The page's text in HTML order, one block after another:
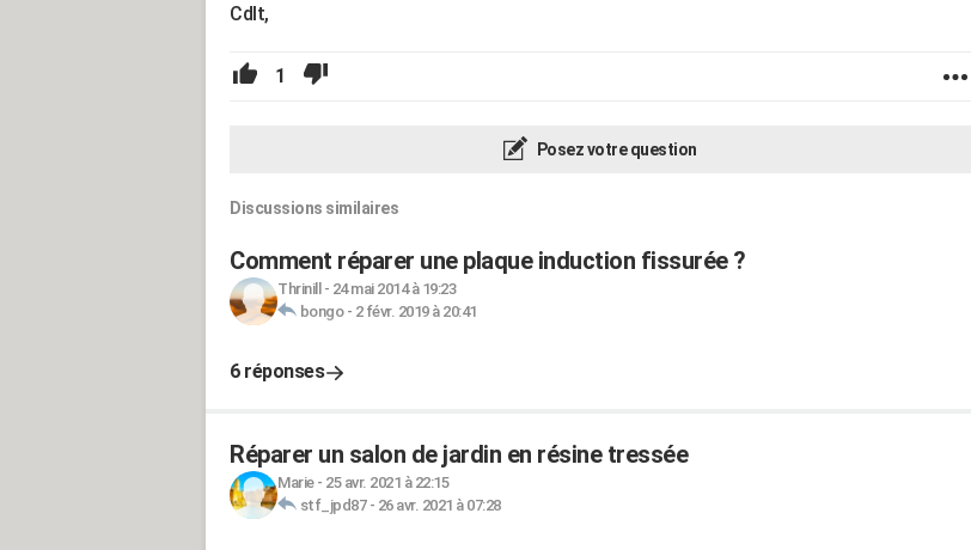
Cdlt,
1
Posez votre question
Discussions similaires
Comment réparer une plaque induction fissurée ?
Thrinill - 24 mai 2014 à 19:23
bongo- 2 févr. 2019 à 20:41
6 réponses
Réparer un salon de jardin en résine tressée
Marie- 25 avr. 2021 à 22:15
stf_jpd87- 26 avr. 2021 à 07:28